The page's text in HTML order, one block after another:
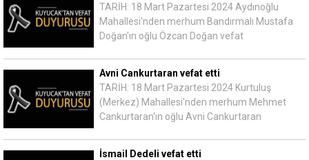
TARİH: 18 Mart Pazartesi 2024 Aydınoğlu
Mahallesi'nden merhum Bandırmalı Mustafa
Doğan'ın oğlu Özcan Doğan vefat
Avni Cankurtaran vefat etti
TARİH: 18 Mart Pazartesi 2024 Kurtuluş
(Merkez) Mahallesi'nden merhum Mehmet
Cankurtaran'ın oğlu Avni Cankurtaran
İsmail Dedeli vefat etti